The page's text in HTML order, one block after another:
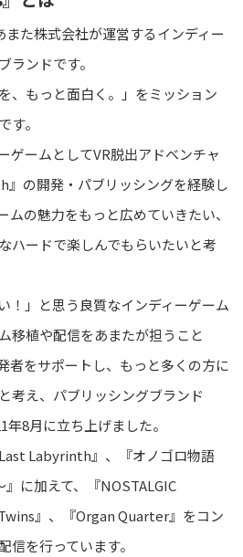
また株式会社が運営するインディー
ランドです。
、もっと面白く。」をミッション
す。
ゲームとしてVR脱出アドベンチャ
の開発・パブリッシングを経験し
ムの魅力をもっと広めていきたい、
ハードで楽しんでもらいたいと考
！」と思う良質なインディーゲーム
移植や配信をあまたが担うこと
者をサポートし、もっと多くの方に
考え、パブリッシングブランド
年8月に立ち上げました。
Labyrinth』、『オノゴロ物語
に加えて、『NOSTALGIC
』、『Organ Quarter』をコン
信を行っています。